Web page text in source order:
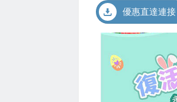
優惠直達連接